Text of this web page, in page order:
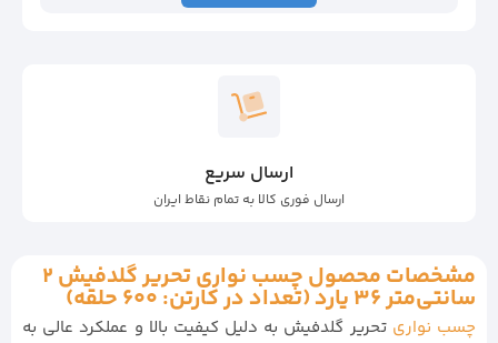
ارسال سریع
ارسال فوری کالا به تمام نقاط ایران
مشخصات محصول چسب نواری تحریر گلدفیش 2
سانتی‌متر 36 یارد (تعداد در کارتن: 600 حلقه)
چسب نواری تحریر گلدفیش به دلیل کیفیت بالا و عملکرد عالی به